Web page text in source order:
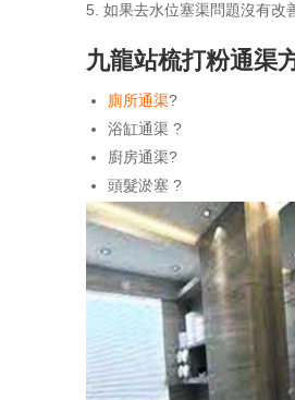
如果去水位塞渠問題沒有改
九龍站梳打粉通渠
廁所通渠?
浴缸通渠 ?
廚房通渠?
頭髮淤塞 ?